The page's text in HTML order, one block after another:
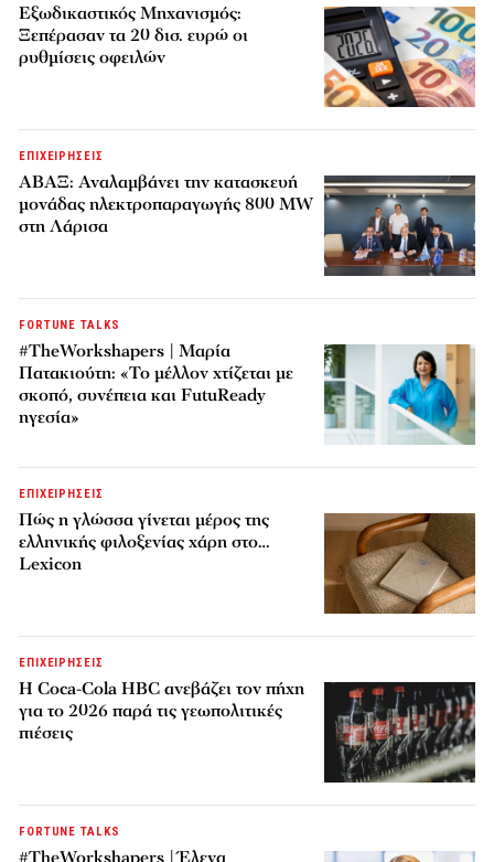
Εξωδικαστικός Μηχανισμός:
Ξεπέρασαν τα 20 δισ. ευρώ οι
ρυθμίσεις οφειλών
ΕΠΙΧΕΙΡΗΣΕΙΣ
ΑΒΑΞ: Αναλαμβάνει την κατασκευή
μονάδας ηλεκτροπαραγωγής 800 MW
στη Λάρισα
FORTUNE TALKS
#TheWorkshapers | Μαρία
Πατακιούτη: «Το μέλλον χτίζεται με
σκοπό, συνέπεια και FutuReady
ηγεσία»
ΕΠΙΧΕΙΡΗΣΕΙΣ
Πώς η γλώσσα γίνεται μέρος της
ελληνικής φιλοξενίας χάρη στο…
Lexicon
ΕΠΙΧΕΙΡΗΣΕΙΣ
Η Coca-Cola HBC ανεβάζει τον πήχη
για το 2026 παρά τις γεωπολιτικές
πιέσεις
FORTUNE TALKS